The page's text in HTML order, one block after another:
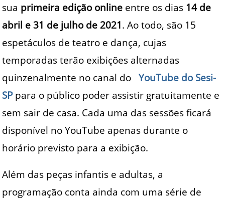
sua primeira edição online entre os dias 14 de
abril e 31 de julho de 2021. Ao todo, são 15
espetáculos de teatro e dança, cujas
temporadas terão exibições alternadas
quinzenalmente no canal do
YouTube do Sesi-
SPpara o público poder assistir gratuitamente e
sem sair de casa. Cada uma das sessões ficará
disponível no YouTube apenas durante o
horário previsto para a exibição.
Além das peças infantis e adultas, a
programação conta ainda com uma série de